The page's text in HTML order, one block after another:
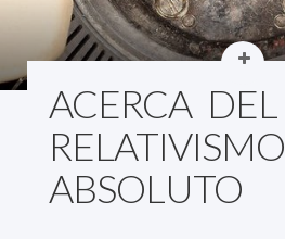
ACERCA DEL
RELATIVISMO
ABSOLUTO